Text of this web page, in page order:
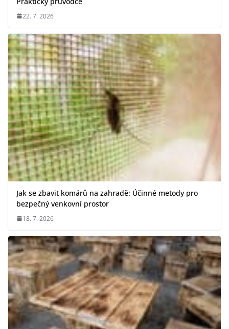
22. 7. 2026
Jak se zbavit komárů na zahradě: Účinné metody pro
bezpečný venkovní prostor
18. 7. 2026